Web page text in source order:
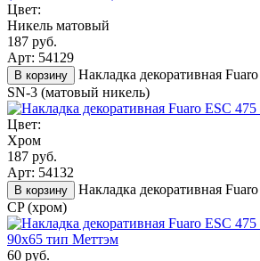
Цвет:
Никель матовый
187 руб.
Арт: 54129
В корзину
Накладка декоративная
SN-3 (матовый никель)
Цвет:
Хром
187 руб.
Арт: 54132
В корзину
Накладка декоративная
СP (хром)
60 руб.